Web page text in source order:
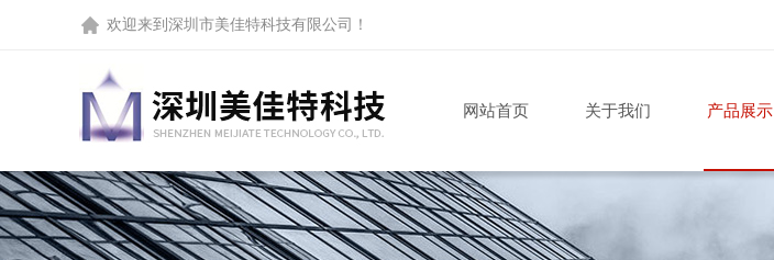
欢迎来到 深圳市美佳特科技有限公司 ！
网站首页 关于我们 产品展示